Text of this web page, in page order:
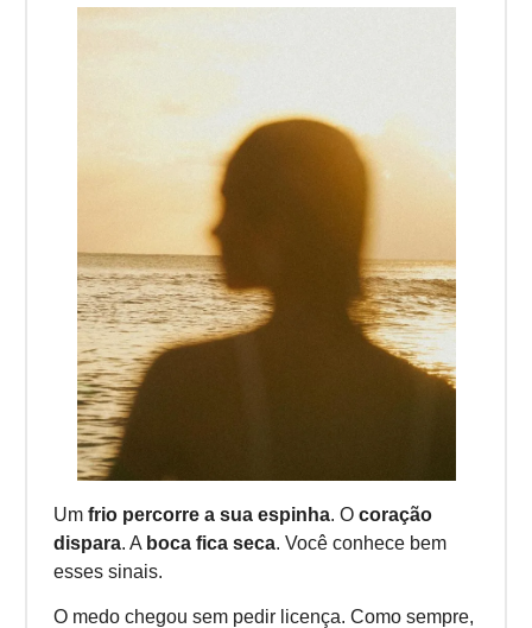
Um frio percorre a sua espinha. O coração
dispara. A boca fica seca. Você conhece bem
esses sinais.
O medo chegou sem pedir licença. Como sempre,